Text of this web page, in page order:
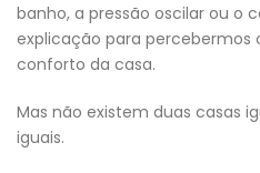
banho, a pressão oscilar ou o
explicação para
conforto da casa.
Mas não existem duas casas
iguais.